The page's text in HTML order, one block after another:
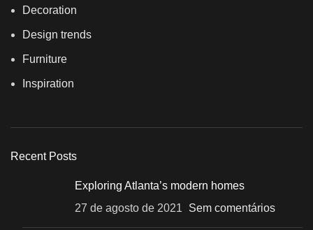
Decoration
Design trends
Furniture
Inspiration
Recent Posts
Exploring Atlanta’s modern homes
27 de agosto de 2021
Sem comentários